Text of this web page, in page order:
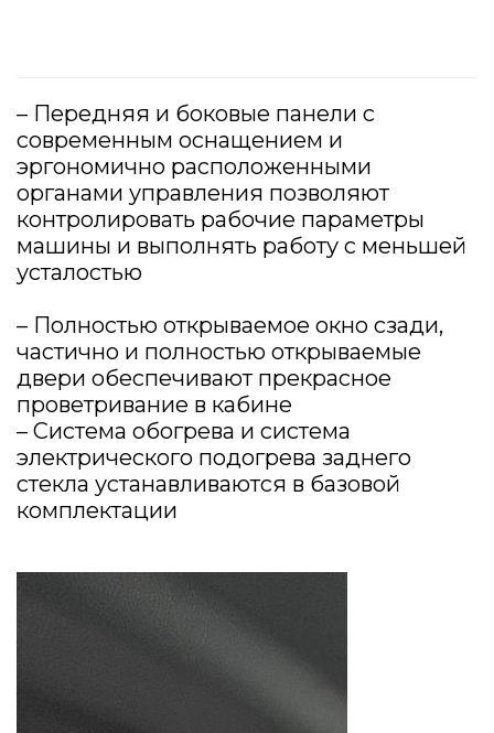
– Передняя и боковые панели с
современным оснащением и
эргономично расположенными
органами управления позволяют
контролировать рабочие параметры
машины и выполнять работу с меньшей
усталостью
– Полностью открываемое окно сзади,
частично и полностью открываемые
двери обеспечивают прекрасное
проветривание в кабине
– Система обогрева и система
электрического подогрева заднего
стекла устанавливаются в базовой
комплектации